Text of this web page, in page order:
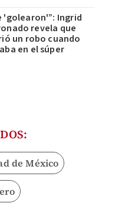
'golearon'”: Ingrid
revela que
un robo cuando
en el súper
de México